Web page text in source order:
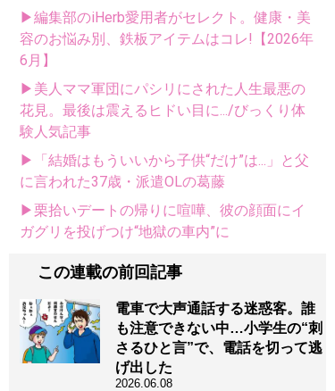
▶編集部のiHerb愛用者がセレクト。健康・美
容のお悩み別、鉄板アイテムはコレ!【2026年
6月】
▶美人ママ軍団にパシリにされた人生最悪の
花見。最後は震えるヒドい目に.../びっくり体
験人気記事
▶「結婚はもういいから子供“だけ”は...」と父
に言われた37歳・派遣OLの葛藤
▶栗拾いデートの帰りに喧嘩、彼の顔面にイ
ガグリを投げつけ“地獄の車内”に
この連載の前回記事
電車で大声通話する迷惑客。誰
も注意できない中…小学生の“刺
さるひと言”で、電話を切って逃
げ出した
2026.06.08